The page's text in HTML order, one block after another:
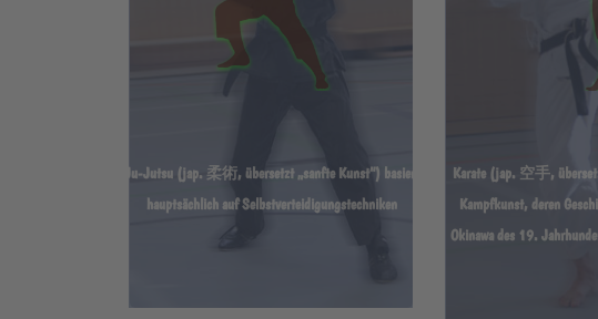
Ju-Jutsu (jap. 柔術, übersetzt „sanfte Kunst“) basiert
hauptsächlich auf Selbstverteidigungstechniken
Karate (jap. 空手,
Kampfkunst, deren
Okinawa des 19.